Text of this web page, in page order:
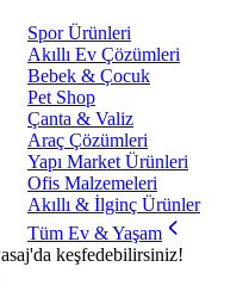
Spor Ürünleri
Akıllı Ev Çözümleri
Bebek & Çocuk
Pet Shop
Çanta & Valiz
Araç Çözümleri
Yapı Market Ürünleri
Ofis Malzemeleri
Akıllı & İlginç Ürünler
Tüm Ev & Yaşam
keşfedebilirsiniz!